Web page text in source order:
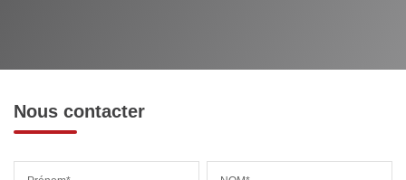
Nous contacter